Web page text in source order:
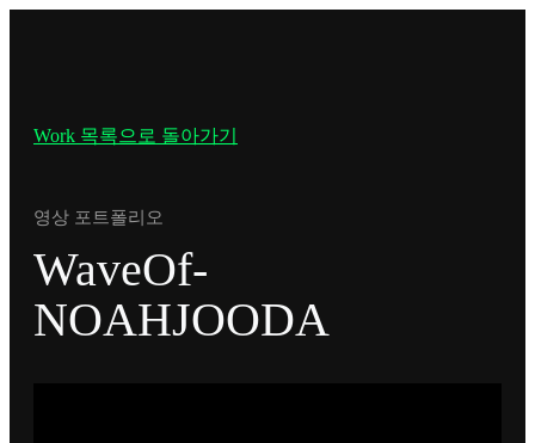
Work 목록으로 돌아가기
영상 포트폴리오
WaveOf-
NOAHJOODA